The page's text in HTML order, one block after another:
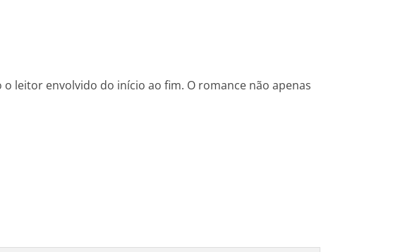
leitor envolvido do início ao fim. O romance não apenas